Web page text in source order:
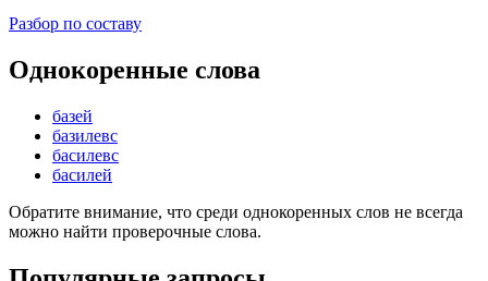
Разбор по составу
Однокоренные слова
базей
базилевс
басилевс
басилей
Обратите внимание, что среди однокоренных слов не всегда
можно найти проверочные слова.